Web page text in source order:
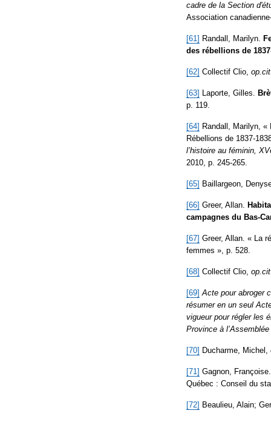
cadre de la Section
Association
[61] Randall, Marilyn.
des rébellions de
[62] Collectif Clio,
[63] Laporte, Gilles.
p. 119.
[64] Randall, Marilyn, «
Rébellions de 1837-
l’histoire au féminin,
2010, p. 245-265.
[65] Baillargeon,
[66] Greer, Allan.
campagnes du Bas-
[67] Greer, Allan. « La
femmes », p. 528.
[68] Collectif Clio,
[69] Acte pour abroger
résumer en un seul
vigueur pour régler les
Province à
[70] Ducharme, Michel,
[71] Gagnon,
Québec : Conseil du
[72] Beaulieu, Alain;